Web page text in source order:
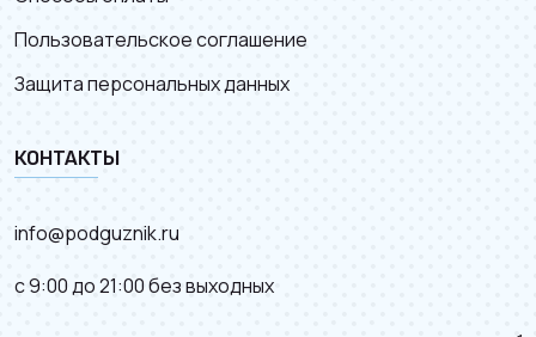
Пользовательское соглашение
Защита персональных данных
КОНТАКТЫ
info@podguznik.ru
с 9:00 до 21:00 без выходных